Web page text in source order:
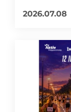
2026.07.08